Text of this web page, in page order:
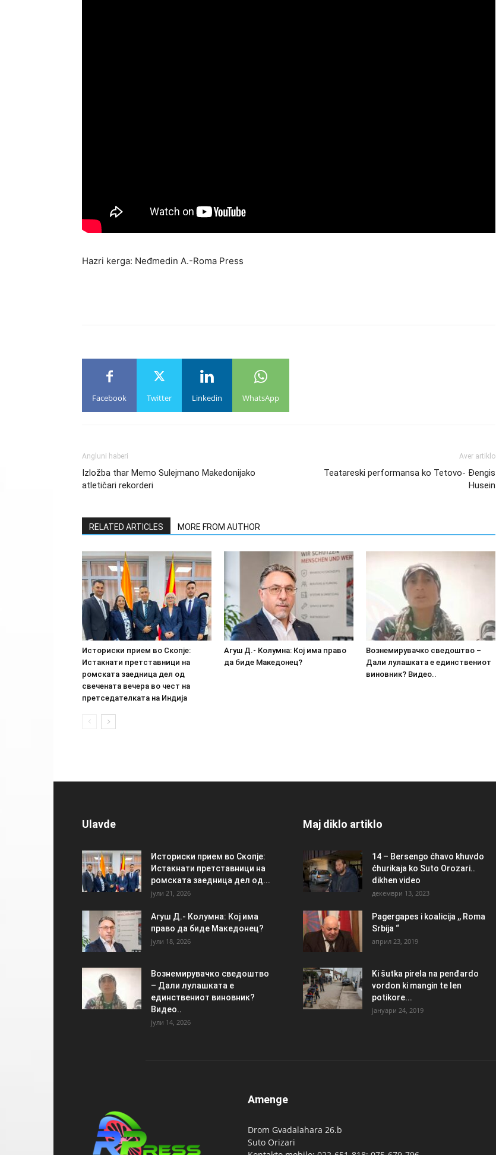
Hazri kerga: Neđmedin A.-Roma Press
Facebook Twitter Linkedin WhatsApp
Angluni haberi
Izložba thar Memo Sulejmano Makedonijako
atletičari rekorderi
Aver artiklo
Teatareski performansa ko Tetovo- Đengis
Husein
RELATED ARTICLES MORE FROM AUTHOR
Историски прием во Скопје:
Истакнати претставници на
ромската заедница дел од
свечената вечера во чест на
претседателката на Индија
Агуш Д.- Колумна: Кој има право
да биде Македонец?
Вознемирувачко сведоштво –
Дали лулашката е единствениот
виновник? Видео..
Ulavde
Историски прием во Скопје:
Истакнати претставници на
ромската заедница дел од...
јули 21, 2026
Агуш Д.- Колумна: Кој има
право да биде Македонец?
јули 18, 2026
Вознемирувачко сведоштво
– Дали лулашката е
единствениот виновник?
Видео..
јули 14, 2026
Maj diklo artiklo
14 – Bersengo ćhavo khuvdo
ćhurikaja ko Suto Orozari..
dikhen video
декември 13, 2023
Pagergapes i koalicija ,, Roma
Srbija “
април 23, 2019
Ki šutka pirela na penđardo
vordon ki mangin te len
potikore...
јануари 24, 2019
Amenge
Drom Gvadalahara 26.b
Suto Orizari